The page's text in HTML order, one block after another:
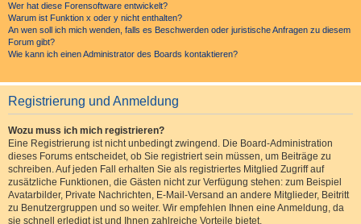
Wer hat diese Forensoftware entwickelt?
Warum ist Funktion x oder y nicht enthalten?
An wen soll ich mich wenden, falls es Beschwerden oder juristische Anfragen zu diesem
Forum gibt?
Wie kann ich einen Administrator des Boards kontaktieren?
Registrierung und Anmeldung
Wozu muss ich mich registrieren?
Eine Registrierung ist nicht unbedingt zwingend. Die Board-Administration
dieses Forums entscheidet, ob Sie registriert sein müssen, um Beiträge zu
schreiben. Auf jeden Fall erhalten Sie als registriertes Mitglied Zugriff auf
zusätzliche Funktionen, die Gästen nicht zur Verfügung stehen: zum Beispiel
Avatarbilder, Private Nachrichten, E-Mail-Versand an andere Mitglieder, Beitritt
zu Benutzergruppen und so weiter. Wir empfehlen Ihnen eine Anmeldung, da
sie schnell erledigt ist und Ihnen zahlreiche Vorteile bietet.